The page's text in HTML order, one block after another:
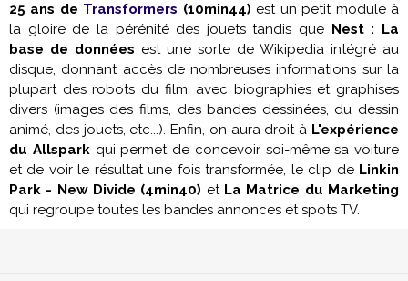
25 ans de Transformers (10min44) est un petit module à
la gloire de la pérénité des jouets tandis que Nest : La
base de données est une sorte de Wikipedia intégré au
disque, donnant accès de nombreuses informations sur la
plupart des robots du film, avec biographies et graphises
divers (images des films, des bandes dessinées, du dessin
animé, des jouets, etc...). Enfin, on aura droit à L'expérience
du Allsparkqui permet de concevoir soi-même sa voiture
et de voir le résultat une fois transformée, le clip de Linkin
Park - New Divide (4min40) et La Matrice du Marketing
qui regroupe toutes les bandes annonces et spots TV.